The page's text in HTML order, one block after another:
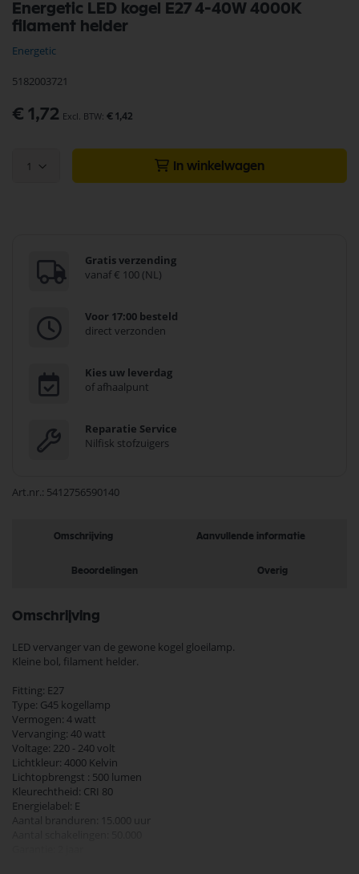
Energetic LED kogel E27 4-40W 4000K
filament helder
Energetic
5182003721
€ 1,72 € 1,42
1 In winkelwagen
Gratis verzending
vanaf € 100 (NL)
Voor 17:00 besteld
direct verzonden
Kies uw leverdag
of afhaalpunt
Reparatie Service
Nilfisk stofzuigers
Art.nr. 5412756590140
naar
het
van
afbeeldingen-
Omschrijving Aanvullende informatie
Beoordelingen Overig
Omschrijving
LED vervanger van de gewone kogel gloeilamp.
Kleine bol, filament helder.
Fitting: E27
Type: G45 kogellamp
Vermogen: 4 watt
Vervanging: 40 watt
Voltage: 220 - 240 volt
Lichtkleur: 4000 Kelvin
Lichtopbrengst : 500 lumen
Kleurechtheid: CRI 80
Energielabel: E
Aantal branduren: 15.000 uur